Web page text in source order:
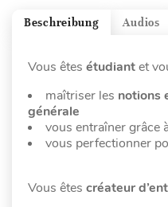
Audios
Beschreibung
Vous êtes étudiantet
maîtriser les notions
générale
vous entraîner grâce
vous perfectionner
Vous êtes créateur